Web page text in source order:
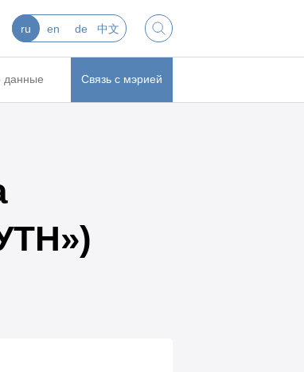
ru en de 中文
данные Связь с мэрией